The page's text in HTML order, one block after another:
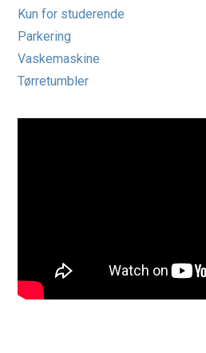
Kun for studerende
Parkering
Vaskemaskine
Tørretumbler